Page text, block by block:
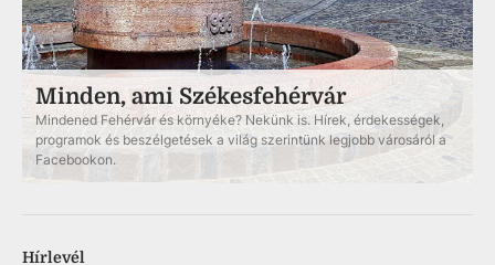
Minden, ami Székesfehérvár
Mindened Fehérvár és környéke? Nekünk is. Hírek, érdekességek,
programok és beszélgetések a világ szerintünk legjobb városáról a
Facebookon.
Hírlevél